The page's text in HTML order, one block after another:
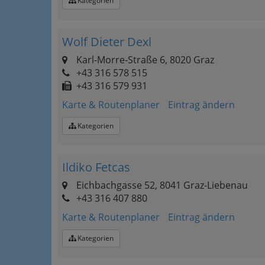
Wolf Dieter Dexl
Karl-Morre-Straße 6, 8020 Graz
+43 316 578 515
+43 316 579 931
Karte & Routenplaner
Eintrag ändern
Kategorien
Ildiko Fetcas
Eichbachgasse 52, 8041 Graz-Liebenau
+43 316 407 880
Karte & Routenplaner
Eintrag ändern
Kategorien